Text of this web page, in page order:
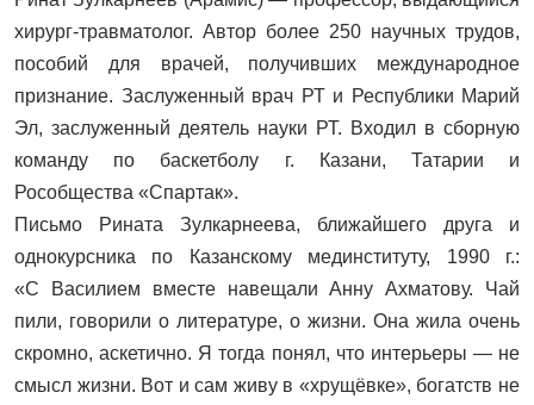
хирург‑травматолог. Автор более 250 научных трудов,
пособий для врачей, получивших международное
признание. Заслуженный врач РТ и Республики Марий
Эл, заслуженный деятель науки РТ. Входил в сборную
команду по баскетболу г. Казани, Татарии и
Рособщества «Спартак».
Письмо Рината Зулкарнеева, ближайшего друга и
однокурсника по Казанскому мединституту, 1990 г.:
«С Василием вместе навещали Анну Ахматову. Чай
пили, говорили о литературе, о жизни. Она жила очень
скромно, аскетично. Я тогда понял, что интерьеры — не
смысл жизни. Вот и сам живу в «хрущёвке», богатств не